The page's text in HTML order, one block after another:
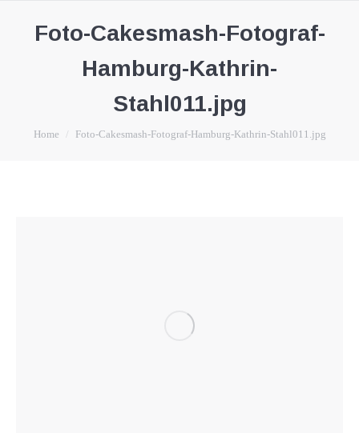
Foto-Cakesmash-Fotograf-
Hamburg-Kathrin-
Stahl011.jpg
You are here:
Home Foto-Cakesmash-Fotograf-Hamburg-Kathrin-Stahl011.jpg